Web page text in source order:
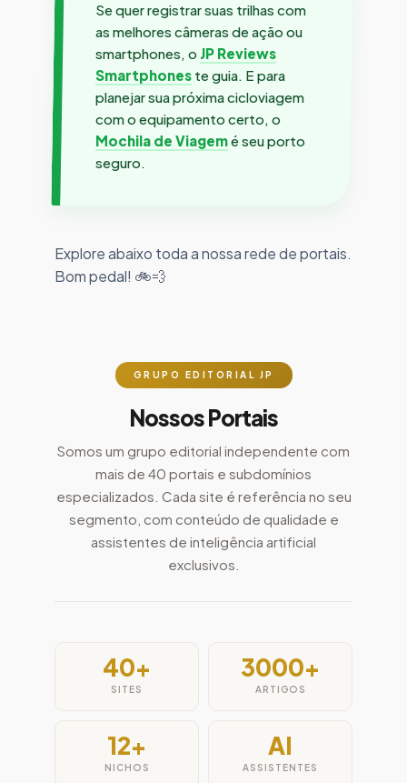
Se quer registrar suas trilhas com
as melhores câmeras de ação ou
smartphones, o JP Reviews
Smartphones te guia. E para
planejar sua próxima cicloviagem
com o equipamento certo, o
Mochila de Viagemé seu porto
seguro.
Explore abaixo toda a nossa rede de portais.
Bom pedal! 🚲💨
GRUPO EDITORIAL JP
Nossos Portais
Somos um grupo editorial independente com
mais de 40 portais e subdomínios
especializados. Cada site é referência no seu
segmento, com conteúdo de qualidade e
assistentes de inteligência artificial
exclusivos.
40+
SITES
3000+
ARTIGOS
12+
NICHOS
AI
ASSISTENTES